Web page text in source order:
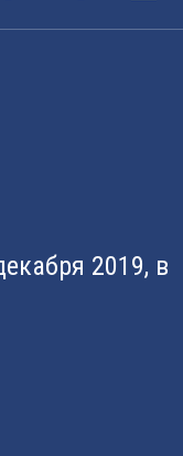
2019, в